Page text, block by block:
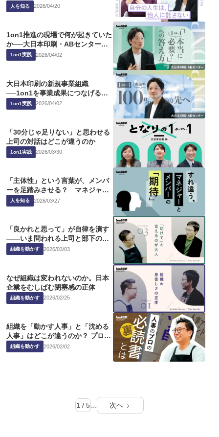
の自分軸の見つけ方
人を知る 2026/04/20
1on1推進の現場で何が起きていた
か──大日本印刷・ABセンター事
務局の試行錯誤
1on1実践 2026/04/02
大日本印刷の新規事業組織
──1on1を事業成果につなげるた
めの実践
1on1実践 2026/04/02
「30分じゃ足りない」と思わせる
上司の対話はどこが違うのか
1on1実践 2026/03/30
「主体性」という言葉が、メンバ
ーを足踏みさせる？ マネジャー
の「期待」はなぜずれるのか
人を知る 2026/03/27
「良かれと思って」が自律を潰す
——いま問われる上司と部下の
「大人の関係」とは
組織を動かす 2026/03/03
なぜ組織は変われないのか。日本
企業をむしばむ閉塞感の正体
組織を動かす 2026/02/25
組織を「動かす人事」と「沈める
人事」はどこが違うのか？ プロ人
事の思考と行動
組織を動かす 2026/02/02
1 / 5... 次へ